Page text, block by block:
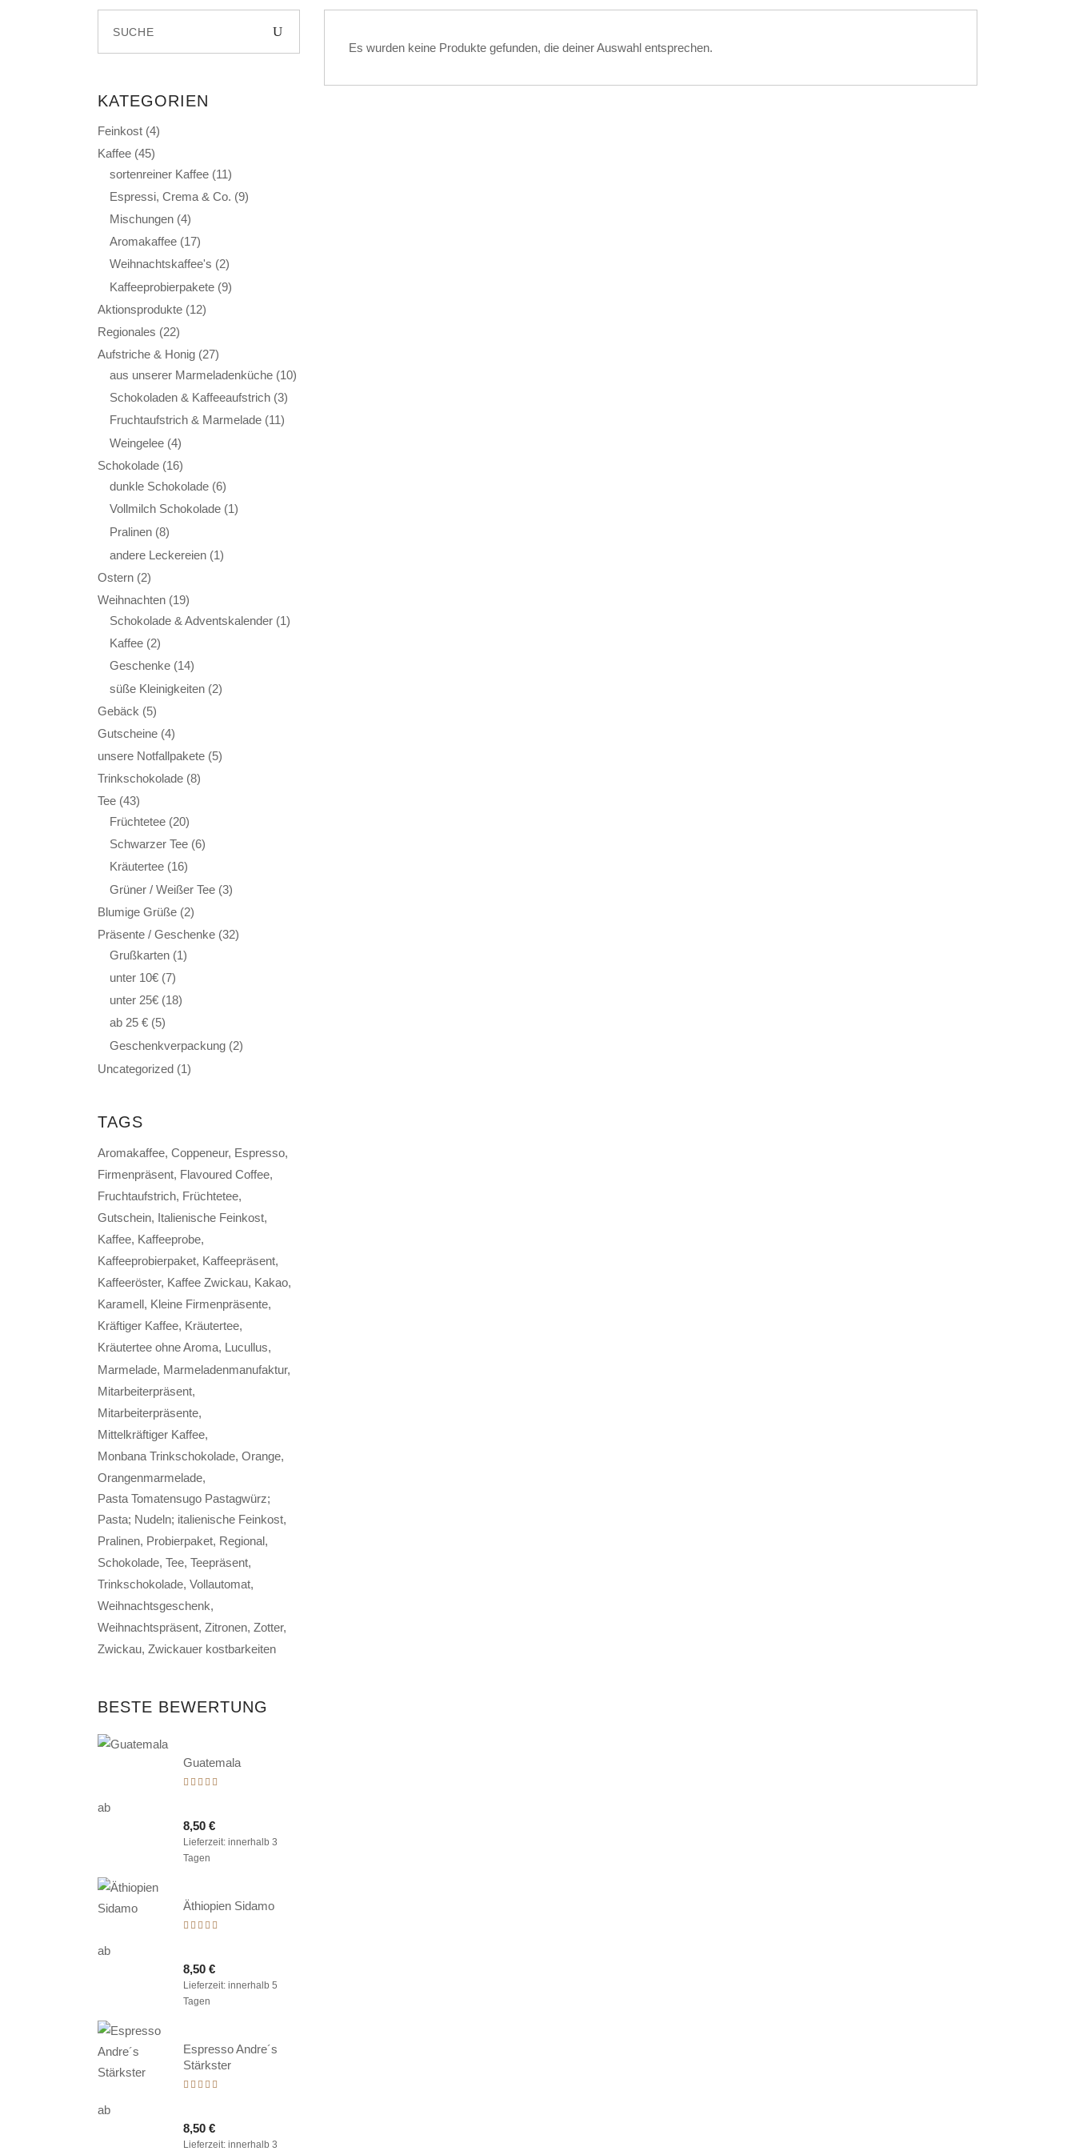
Es wurden keine Produkte gefunden, die deiner Auswahl entsprechen.
KATEGORIEN
Feinkost (4)
Kaffee (45)
sortenreiner Kaffee (11)
Espressi, Crema & Co. (9)
Mischungen (4)
Aromakaffee (17)
Weihnachtskaffee's (2)
Kaffeeprobierpakete (9)
Aktionsprodukte (12)
Regionales (22)
Aufstriche & Honig (27)
aus unserer Marmeladenküche (10)
Schokoladen & Kaffeeaufstrich (3)
Fruchtaufstrich & Marmelade (11)
Weingelee (4)
Schokolade (16)
dunkle Schokolade (6)
Vollmilch Schokolade (1)
Pralinen (8)
andere Leckereien (1)
Ostern (2)
Weihnachten (19)
Schokolade & Adventskalender (1)
Kaffee (2)
Geschenke (14)
süße Kleinigkeiten (2)
Gebäck (5)
Gutscheine (4)
unsere Notfallpakete (5)
Trinkschokolade (8)
Tee (43)
Früchtetee (20)
Schwarzer Tee (6)
Kräutertee (16)
Grüner / Weißer Tee (3)
Blumige Grüße (2)
Präsente / Geschenke (32)
Grußkarten (1)
unter 10€ (7)
unter 25€ (18)
ab 25 € (5)
Geschenkverpackung (2)
Uncategorized (1)
TAGS
Aromakaffee Coppeneur Espresso
Firmenpräsent Flavoured Coffee
Fruchtaufstrich Früchtetee
Gutschein Italienische Feinkost
Kaffee Kaffeeprobe
Kaffeeprobierpaket Kaffeepräsent
Kaffeeröster Kaffee Zwickau Kakao
Karamell Kleine Firmenpräsente
Kräftiger Kaffee Kräutertee
Kräutertee ohne Aroma Lucullus
Marmelade Marmeladenmanufaktur
Mitarbeiterpräsent
Mitarbeiterpräsente
Mittelkräftiger Kaffee
Monbana Trinkschokolade Orange
Orangenmarmelade
Pasta Tomatensugo Pastagwürz;
Pasta; Nudeln; italienische Feinkost
Pralinen Probierpaket Regional
Schokolade Tee Teepräsent
Trinkschokolade Vollautomat
Weihnachtsgeschenk
Weihnachtspräsent Zitronen Zotter
Zwickau Zwickauer kostbarkeiten
BESTE BEWERTUNG
Guatemala
von 5
ab
8,50 €
Lieferzeit: innerhalb 3
Tagen
Äthiopien Sidamo
von 5
ab
8,50 €
Lieferzeit: innerhalb 5
Tagen
Espresso Andre´s
Stärkster
von 5
ab
8,50 €
Lieferzeit: innerhalb 3